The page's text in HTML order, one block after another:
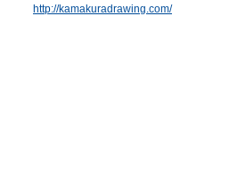
http://kamakuradrawing.com/